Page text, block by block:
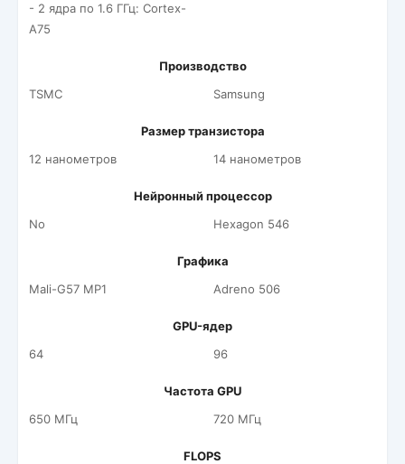
- 2 ядра по 1.6 ГГц: Cortex-
A75
Производство
TSMC
Samsung
Размер транзистора
12 нанометров
14 нанометров
Нейронный процессор
No
Hexagon 546
Графика
Mali-G57 MP1
Adreno 506
GPU-ядер
64
96
Частота GPU
650 МГц
720 МГц
FLOPS